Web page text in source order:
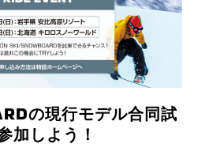
の現行モデル合同試
加しよう！